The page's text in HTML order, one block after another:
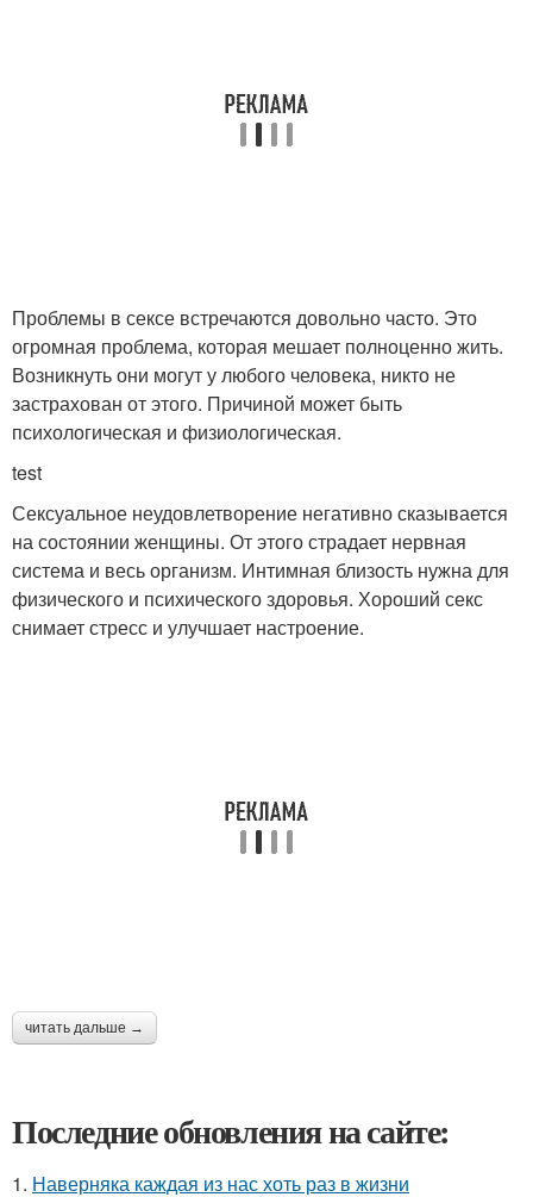
Проблемы в сексе встречаются довольно часто. Это
огромная проблема, которая мешает полноценно жить.
Возникнуть они могут у любого человека, никто не
застрахован от этого. Причиной может быть
психологическая и физиологическая.
test
Сексуальное неудовлетворение негативно сказывается
на состоянии женщины. От этого страдает нервная
система и весь организм. Интимная близость нужна для
физического и психического здоровья. Хороший секс
снимает стресс и улучшает настроение.
читать дальше →
Последние обновления на сайте:
1. Наверняка каждая из нас хоть раз в жизни